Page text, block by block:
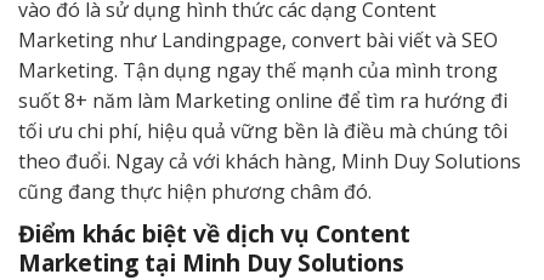
vào đó là sử dụng hình thức các dạng Content
Marketing như Landingpage, convert bài viết và SEO
Marketing. Tận dụng ngay thế mạnh của mình trong
suốt 8+ năm làm Marketing online để tìm ra hướng đi
tối ưu chi phí, hiệu quả vững bền là điều mà chúng tôi
theo đuổi. Ngay cả với khách hàng, Minh Duy Solutions
cũng đang thực hiện phương châm đó.
Điểm khác biệt về dịch vụ Content
Marketing tại Minh Duy Solutions